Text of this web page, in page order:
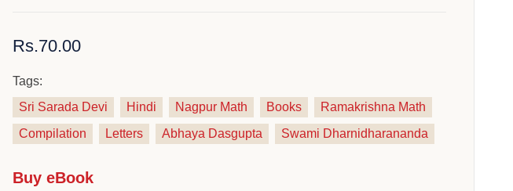
Rs.70.00
Tags:
Sri Sarada Devi
Hindi Nagpur Math Books
Ramakrishna Math
Compilation
Letters Abhaya Dasgupta Swami Dharnidharananda
Buy eBook